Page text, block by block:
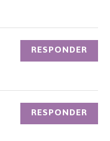
RESPONDER
RESPONDER